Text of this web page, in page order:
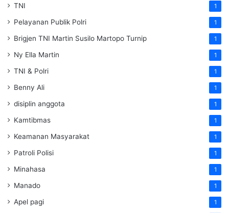
TNI 1
Pelayanan Publik Polri 1
Brigjen TNI Martin Susilo Martopo Turnip 1
Ny Ella Martin 1
TNI & Polri 1
Benny Ali 1
disiplin anggota 1
Kamtibmas 1
Keamanan Masyarakat 1
Patroli Polisi 1
Minahasa 1
Manado 1
Apel pagi 1